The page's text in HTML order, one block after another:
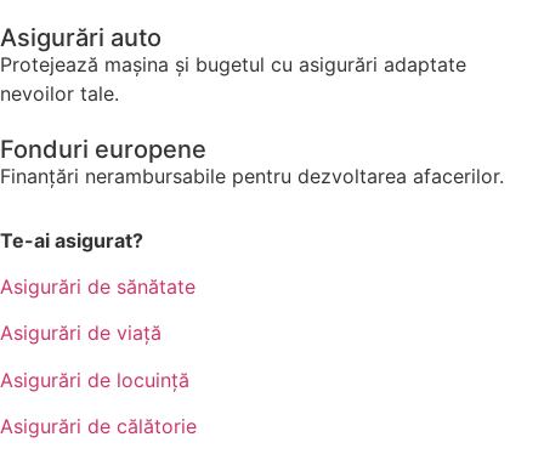
Asigurări auto
Protejează mașina și bugetul cu asigurări adaptate
nevoilor tale.
Fonduri europene
Finanțări nerambursabile pentru dezvoltarea afacerilor.
Te-ai asigurat?
Asigurări de sănătate
Asigurări de viață
Asigurări de locuință
Asigurări de călătorie